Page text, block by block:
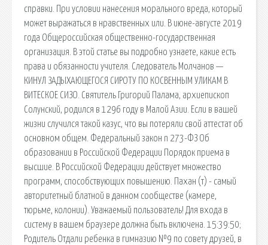
справки. При условии нанесения морального вреда, который
может выражаться в нравственных или. В июне-августе 2019
года Общероссийская общественно-государственная
организация. В этой статье вы подробно узнаете, какие есть
права и обязанности учителя. Следователь Молчанов —
КИНУЛ ЗАДЫХАЮЩЕГОСЯ СИРОТУ ПО КОСВЕННЫМ УЛИКАМ В
ВИТЕСКОЕ СИЗО. Святитель Григорий Палама, архиепископ
Солунский, родился в 1296 году в Малой Азии. Если в вашей
жизни случился такой казус, что вы потеряли свой аттестат об
основном общем. Федеральный закон n 273-ФЗ Об
образовании в Российской Федерации Порядок приема в
высшие. В Российской Федерации действует множество
программ, способствующих повышению. Пахан (т) - самый
авторитетный блатной в данном сообществе (камере,
тюрьме, колонии). Уважаемый пользователь! Для входа в
систему в вашем браузере должна быть включена. 15:39:50;
Родитель Отдали ребенка в гимназию №9 по совету друзей, в